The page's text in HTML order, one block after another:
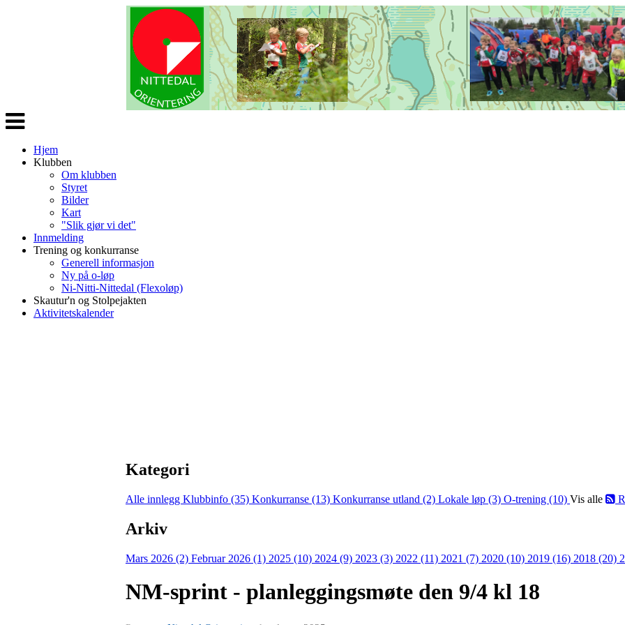
Veksle
navigasjon
Hjem
Klubben
Om klubben
Styret
Bilder
Kart
"Slik gjør vi det"
Innmelding
Trening og konkurranse
Generell informasjon
Ny på o-løp
Ni-Nitti-Nittedal (Flexoløp)
Skautur'n og Stolpejakten
Aktivitetskalender
Kategori
Alle innlegg Klubbinfo (35) Konkurranse (13) Konkurranse utland (2) Lokale løp (3) O-trening (10) Vis alle
Arkiv
Mars 2026 (2) Februar 2026 (1) 2025 (10) 2024 (9) 2023 (3) 2022 (11) 2021 (7) 2020 (10) 2019 (16) 2018 (20)
NM-sprint - planleggingsmøte den 9/4 kl 18